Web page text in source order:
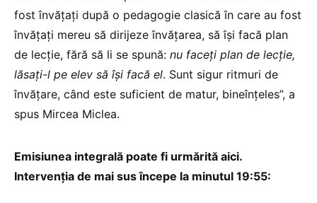
fost învățați după o pedagogie clasică în care au fost
învățați mereu să dirijeze învățarea, să își facă plan
de lecție, fără să li se spună: nu faceți plan de lecție,
lăsați-l pe elev să își facă el. Sunt sigur ritmuri de
învățare, când este suficient de matur, bineînțeles”, a
spus Mircea Miclea.
Emisiunea integrală poate fi urmărită aici.
Intervenția de mai sus începe la minutul 19:55: